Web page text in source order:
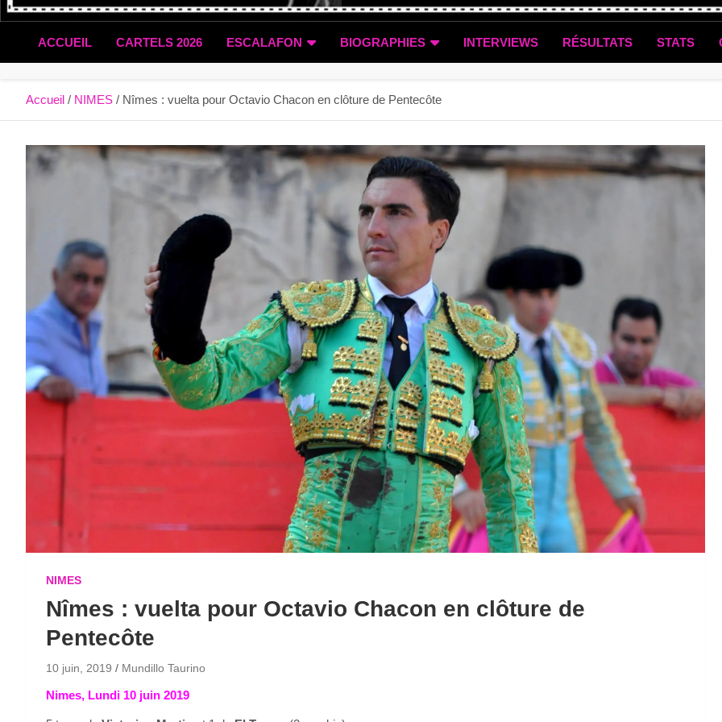
ACCUEIL CARTELS 2026 ESCALAFON BIOGRAPHIES INTERVIEWS RÉSULTATS STATS
Accueil NIMES Nîmes : vuelta pour Octavio Chacon en clôture de Pentecôte
NIMES
Nîmes : vuelta pour Octavio Chacon en clôture de
Pentecôte
10 juin, 2019 Mundillo Taurino
Nimes, Lundi 10 juin 2019